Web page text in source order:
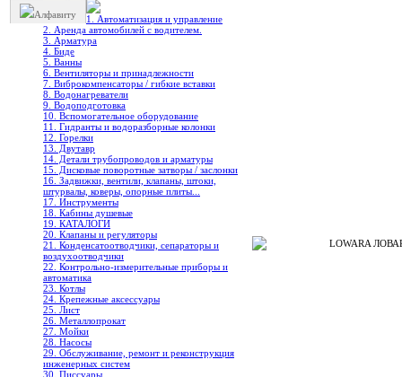
Алфавиту
1. Автоматизация и управление
2. Аренда автомобилей с водителем.
3. Арматура
4. Биде
5. Ванны
6. Вентиляторы и принадлежности
7. Виброкомпенсаторы / гибкие вставки
8. Водонагреватели
9. Водоподготовка
10. Вспомогательное оборудование
11. Гидранты и водоразборные колонки
12. Горелки
13. Двутавр
14. Детали трубопроводов и арматуры
15. Дисковые поворотные затворы / заслонки
16. Задвижки, вентили, клапаны, штоки,
штурвалы, коверы, опорные плиты...
17. Инструменты
18. Кабины душевые
19. КАТАЛОГИ
20. Клапаны и регуляторы
21. Конденсатоотводчики, сепараторы и
воздухоотводчики
22. Контрольно-измерительные приборы и
автоматика
23. Котлы
24. Крепежные аксессуары
25. Лист
26. Металлопрокат
27. Мойки
28. Насосы
29. Обслуживание, ремонт и реконструкция
инженерных систем
30. Писсуары
LOWARA